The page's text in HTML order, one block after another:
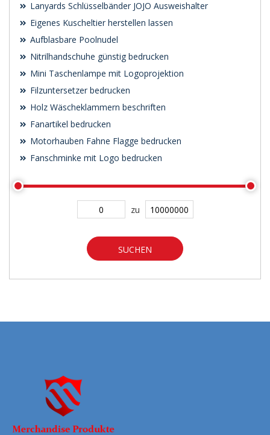
Lanyards Schlüsselbänder JOJO Ausweishalter
Eigenes Kuscheltier herstellen lassen
Aufblasbare Poolnudel
Nitrilhandschuhe günstig bedrucken
Mini Taschenlampe mit Logoprojektion
Filzuntersetzer bedrucken
Holz Wäscheklammern beschriften
Fanartikel bedrucken
Motorhauben Fahne Flagge bedrucken
Fanschminke mit Logo bedrucken
zu
SUCHEN